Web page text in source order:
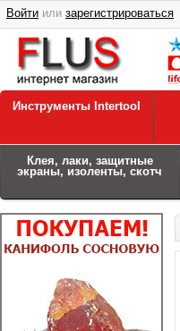
Войти или зарегистрироваться
Инструменты Intertool
Клея, лаки, защитные
экраны, изоленты, скотч